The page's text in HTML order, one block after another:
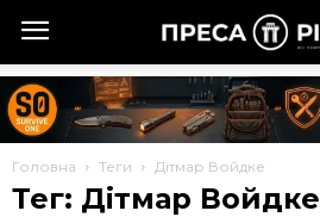
Головна Теги Дітмар Войдке
Тег: Дітмар Войдке